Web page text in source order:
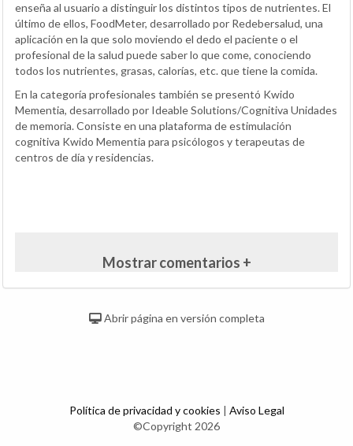
enseña al usuario a distinguir los distintos tipos de nutrientes. El
último de ellos, FoodMeter, desarrollado por Redebersalud, una
aplicación en la que solo moviendo el dedo el paciente o el
profesional de la salud puede saber lo que come, conociendo
todos los nutrientes, grasas, calorías, etc. que tiene la comida.
En la categoría profesionales también se presentó Kwido
Mementia, desarrollado por Ideable Solutions/Cognitiva Unidades
de memoria. Consiste en una plataforma de estimulación
cognitiva Kwido Mementia para psicólogos y terapeutas de
centros de día y residencias.
Mostrar comentarios +
Abrir página en versión completa
Política de privacidad y cookies | Aviso Legal
©Copyright 2026